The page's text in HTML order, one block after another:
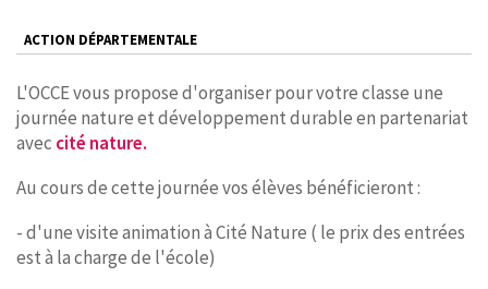
RECHERCHER
CONTACT
ACTION DÉPARTEMENTALE
L'OCCE vous propose d'organiser pour votre classe une
journée nature et développement durable en partenariat
avec cité nature.
Au cours de cette journée vos élèves bénéficieront :
- d'une visite animation à Cité Nature ( le prix des entrées
est à la charge de l'école)